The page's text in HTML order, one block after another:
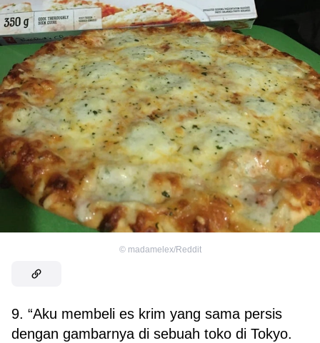
© madamelex/Reddit
9. “Aku membeli es krim yang sama persis
dengan gambarnya di sebuah toko di Tokyo.